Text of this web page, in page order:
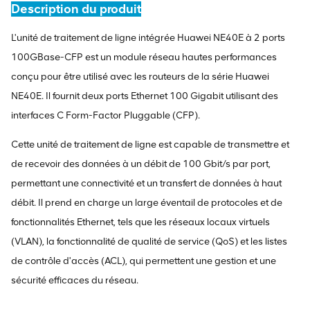
Description du produit
L'unité de traitement de ligne intégrée Huawei NE40E à 2 ports
100GBase-CFP est un module réseau hautes performances
conçu pour être utilisé avec les routeurs de la série Huawei
NE40E. Il fournit deux ports Ethernet 100 Gigabit utilisant des
interfaces C Form-Factor Pluggable (CFP).
Cette unité de traitement de ligne est capable de transmettre et
de recevoir des données à un débit de 100 Gbit/s par port,
permettant une connectivité et un transfert de données à haut
débit. Il prend en charge un large éventail de protocoles et de
fonctionnalités Ethernet, tels que les réseaux locaux virtuels
(VLAN), la fonctionnalité de qualité de service (QoS) et les listes
de contrôle d'accès (ACL), qui permettent une gestion et une
sécurité efficaces du réseau.